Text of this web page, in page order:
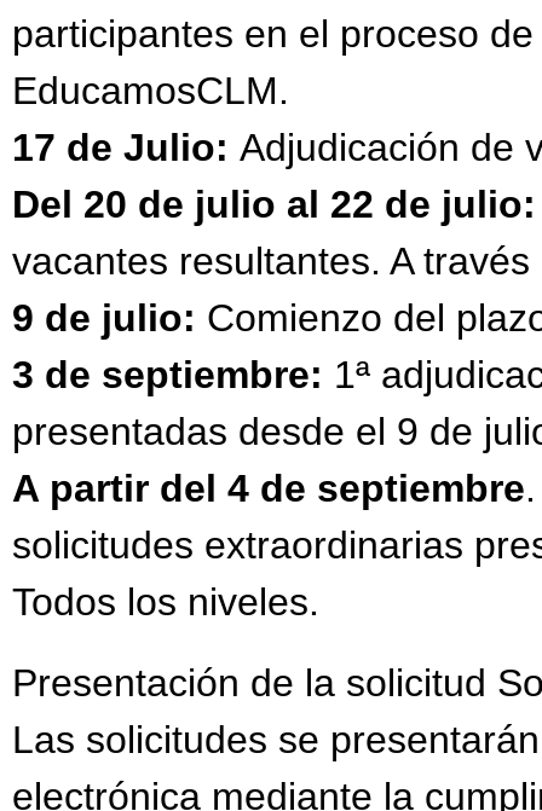
participantes en el proceso
EducamosCLM.
17 de Julio: Adjudicación de
Del 20 de julio al 22 de
vacantes resultantes. A
9 de julio: Comienzo del
3 de septiembre: 1ª
presentadas desde el 9 de
A partir del 4 de septiembre
solicitudes extraordinarias
Todos los niveles.
Presentación de la solicitud
Las solicitudes se
electrónica mediante la